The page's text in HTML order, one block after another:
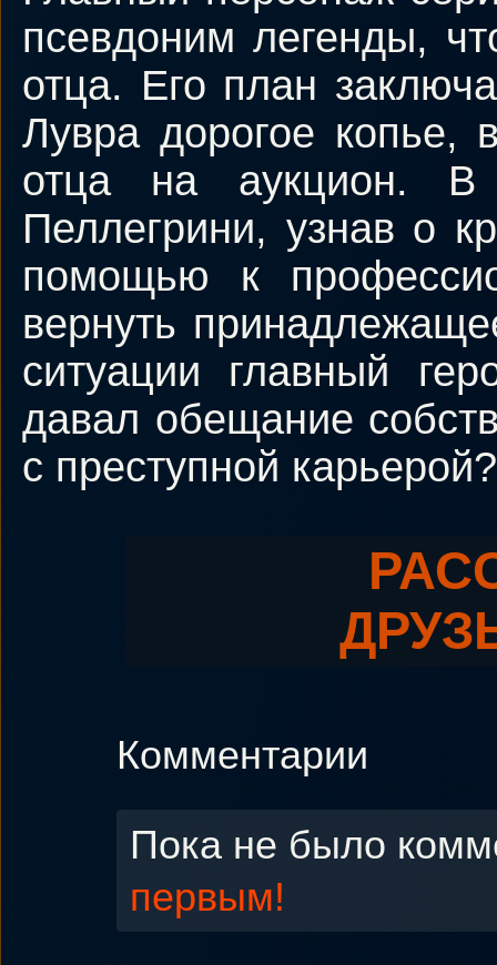
псевдоним легенды,
отца. Его план
Лувра дорогое копье,
отца на аукцион. В
Пеллегрини, узнав о
помощью к
вернуть
ситуации главный
давал обещание
с преступной карьерой?
Комментарии
Пока не было
первым!